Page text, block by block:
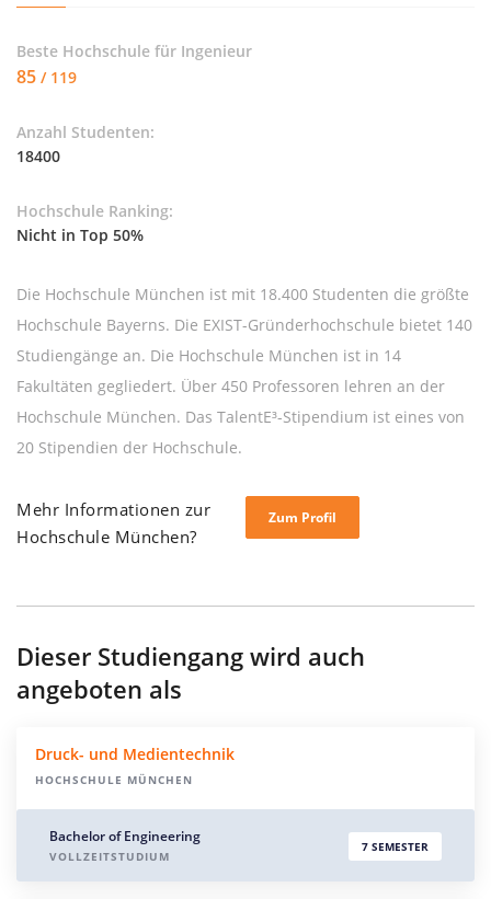
Beste Hochschule für Ingenieur
85 / 119
Anzahl Studenten:
18400
Hochschule Ranking:
Nicht in Top 50%
Die Hochschule München ist mit 18.400 Studenten die größte
Hochschule Bayerns. Die EXIST-Gründerhochschule bietet 140
Studiengänge an. Die Hochschule München ist in 14
Fakultäten gegliedert. Über 450 Professoren lehren an der
Hochschule München. Das TalentE³-Stipendium ist eines von
20 Stipendien der Hochschule.
Mehr Informationen zur
Hochschule München?
Zum Profil
Dieser Studiengang wird auch
angeboten als
Druck- und Medientechnik
HOCHSCHULE MÜNCHEN
Bachelor of Engineering
VOLLZEITSTUDIUM
7 SEMESTER